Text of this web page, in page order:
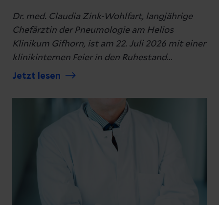
Abschicken
Dr. med. Claudia Zink-Wohlfart, langjährige
Chefärztin der Pneumologie am Helios
Klinikum Gifhorn, ist am 22. Juli 2026 mit einer
klinikinternen Feier in den Ruhestand
verabschiedet worden. Der bisherige leitende
Harms, übernimmt zum 27. Juli 2026 ihre
Jetzt lesen